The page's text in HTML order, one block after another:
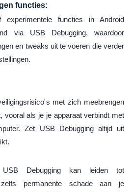
functies:
experimentele functies in Android
via USB Debugging, waardoor
en tweaks uit te voeren die verder
met zich meebrengen
vooral als je je apparaat verbindt met
Zet USB Debugging altijd uit
Debugging kan leiden tot
zelfs permanente schade aan je